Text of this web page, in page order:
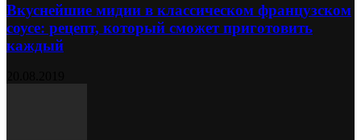
Вкуснейшие мидии в классическом французском
соусе: рецепт, который сможет приготовить
каждый